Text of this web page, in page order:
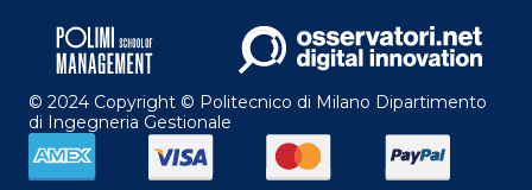
© 2024 Copyright © Politecnico di Milano Dipartimento
di Ingegneria Gestionale